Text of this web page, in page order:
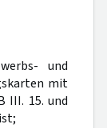
und
mit
III. 15. und